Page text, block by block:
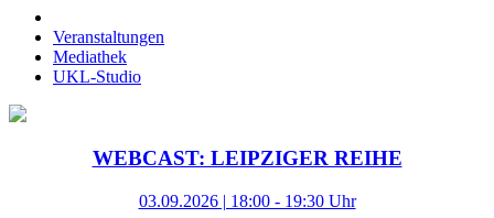
Veranstaltungen
Mediathek
UKL-Studio
WEBCAST: LEIPZIGER REIHE
03.09.2026 | 18:00 - 19:30 Uhr